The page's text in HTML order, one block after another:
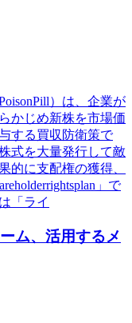
）は、企業が
かじめ新株を市場価
する買収防衛策で
式を大量発行して敵
的に支配権の獲得、
」で
「ライ
ム、活用するメ